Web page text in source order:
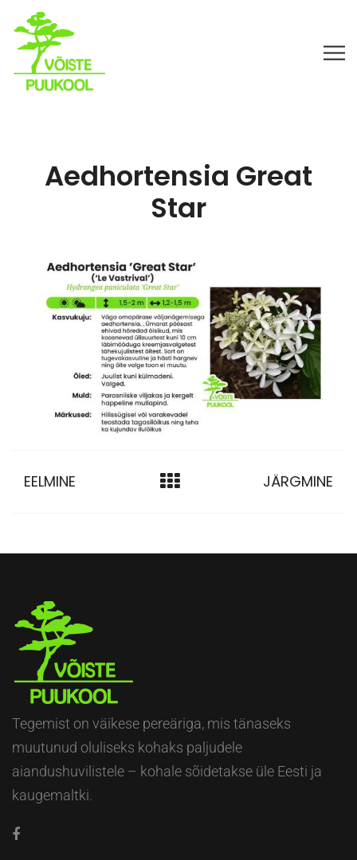
Aedhortensia Great
Star
EELMINE JÄRGMINE
Tegemist on väikese pereäriga, mis tänaseks
muutunud oluliseks kohaks paljudele
aiandushuvilistele – kohale sõidetakse üle Eesti ja
kaugemaltki.